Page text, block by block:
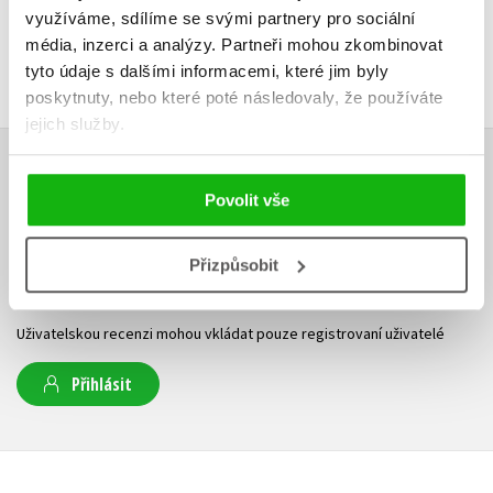
využíváme, sdílíme se svými partnery pro sociální
média, inzerci a analýzy. Partneři mohou zkombinovat
tyto údaje s dalšími informacemi, které jim byly
poskytnuty, nebo které poté následovaly, že používáte
jejich služby.
Povolit vše
Přizpůsobit
HODNOCENÍ ČTENÁŘŮ
V současné době nejsou vytvořena žádná uživatelská hodnocení.
Vaše hodnocení
Uživatelskou recenzi mohou vkládat pouze registrovaní uživatelé
Přihlásit